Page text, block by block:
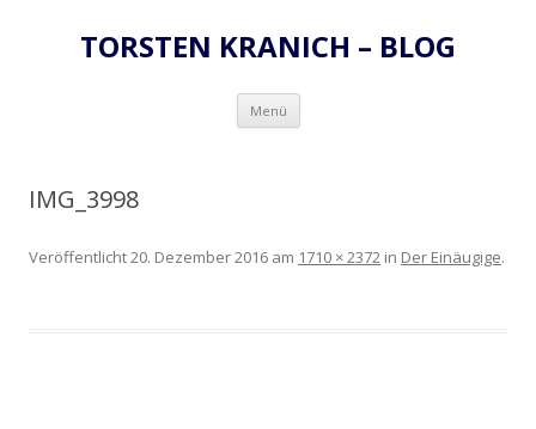
TORSTEN KRANICH – BLOG
Menü Zum
springen
IMG_3998
Veröffentlicht20. Dezember 2016 am 1710 × 2372 in Der Einäugige.